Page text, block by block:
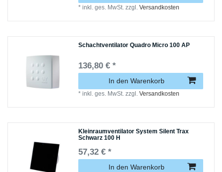
*inkl. ges. MwSt. zzgl.Versandkosten
Schachtventilator Quadro Micro 100 AP
136,80 € *
In den Warenkorb
*inkl. ges. MwSt. zzgl.Versandkosten
Kleinraumventilator System Silent Trax
Schwarz 100 H
57,32 € *
In den Warenkorb